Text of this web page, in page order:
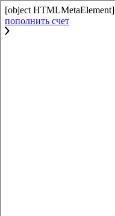
[object HTMLMetaElement]
пополнить счет